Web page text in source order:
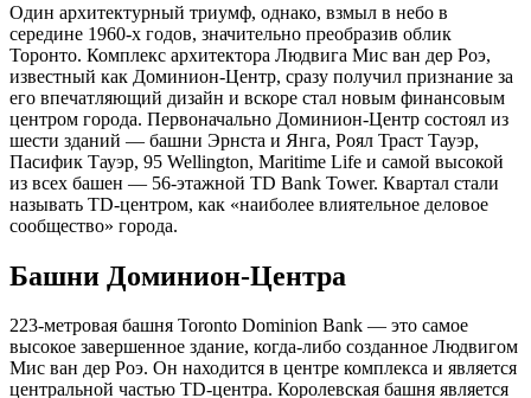
Один архитектурный триумф, однако, взмыл в небо в
середине 1960-х годов, значительно преобразив облик
Торонто. Комплекс архитектора Людвига Мис ван дер Роэ,
известный как Доминион-Центр, сразу получил признание за
его впечатляющий дизайн и вскоре стал новым финансовым
центром города. Первоначально Доминион-Центр состоял из
шести зданий — башни Эрнста и Янга, Роял Траст Тауэр,
Пасифик Тауэр, 95 Wellington, Maritime Life и самой высокой
из всех башен — 56-этажной TD Bank Tower. Квартал стали
называть TD-центром, как «наиболее влиятельное деловое
сообщество» города.
Башни Доминион-Центра
223-метровая башня Toronto Dominion Bank — это самое
высокое завершенное здание, когда-либо созданное Людвигом
Мис ван дер Роэ. Он находится в центре комплекса и является
центральной частью TD-центра. Королевская башня является